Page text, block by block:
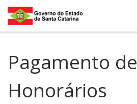
Skip to content
Pagamento de
Honorários